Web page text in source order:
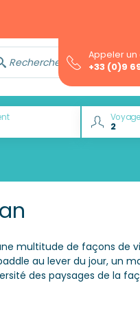
Rechercher avec
Appeler
+33 (0)9
multitude de façons de
au lever du jour, un
des paysages de la